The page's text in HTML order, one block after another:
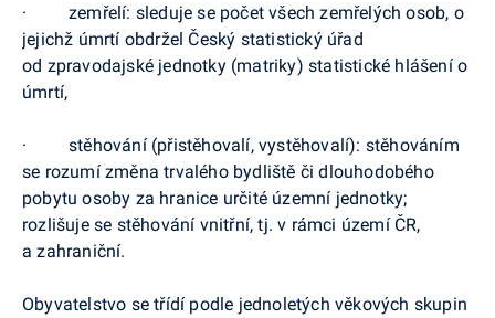
·
zemřelí: sleduje se počet všech zemřelých osob, o
jejichž úmrtí obdržel Český statistický úřad
od zpravodajské jednotky (matriky) statistické hlášení o
úmrtí,
·
stěhování (přistěhovalí, vystěhovalí): stěhováním
se rozumí změna trvalého bydliště či dlouhodobého
pobytu osoby za hranice určité územní jednotky;
rozlišuje se stěhování vnitřní, tj. v rámci území ČR,
a zahraniční.
Obyvatelstvo se třídí podle jednoletých věkových skupin